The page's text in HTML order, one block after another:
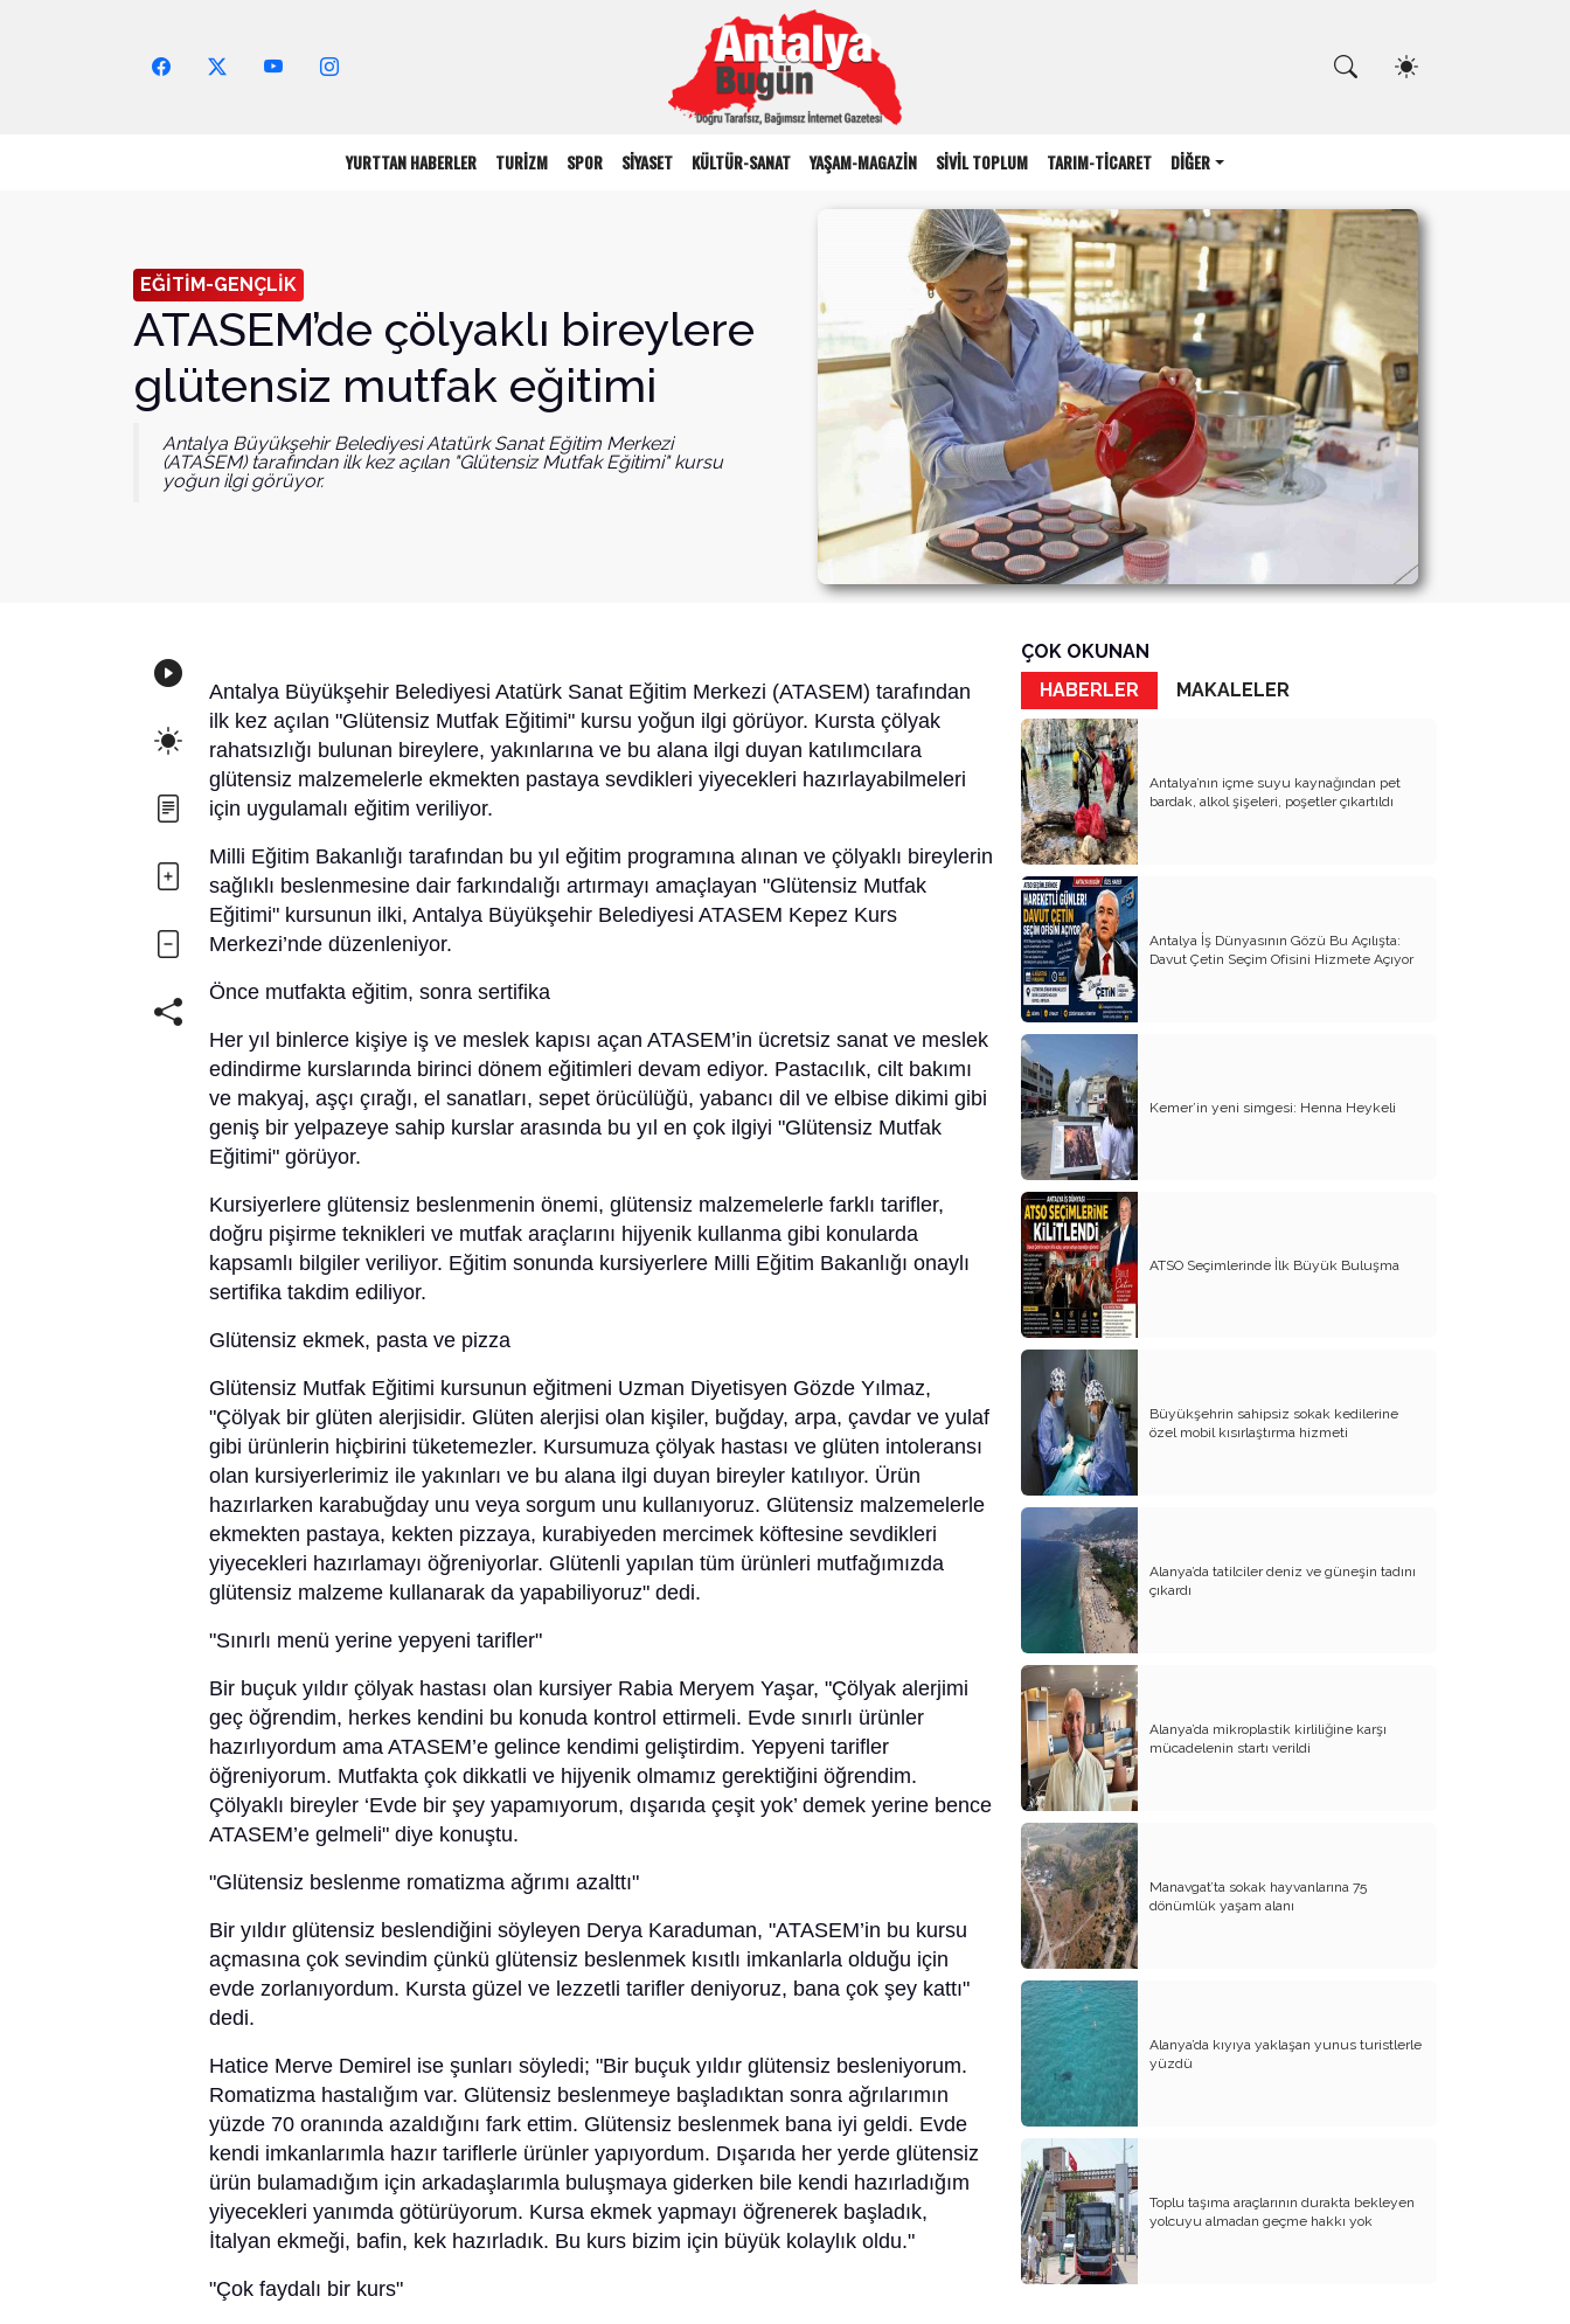
YURTTAN HABERLER TURİZM SPOR SİYASET KÜLTÜR-SANAT YAŞAM-MAGAZİN SİVİL TOPLUM TARIM-TİCARET DİĞER
EĞİTİM-GENÇLİK
ATASEM’de çölyaklı bireylere
glütensiz mutfak eğitimi
Antalya Büyükşehir Belediyesi Atatürk Sanat Eğitim Merkezi
(ATASEM) tarafından ilk kez açılan "Glütensiz Mutfak Eğitimi" kursu
yoğun ilgi görüyor.
Antalya Büyükşehir Belediyesi Atatürk Sanat Eğitim Merkezi (ATASEM) tarafından
ilk kez açılan "Glütensiz Mutfak Eğitimi" kursu yoğun ilgi görüyor. Kursta çölyak
rahatsızlığı bulunan bireylere, yakınlarına ve bu alana ilgi duyan katılımcılara
glütensiz malzemelerle ekmekten pastaya sevdikleri yiyecekleri hazırlayabilmeleri
için uygulamalı eğitim veriliyor.
Milli Eğitim Bakanlığı tarafından bu yıl eğitim programına alınan ve çölyaklı bireylerin
sağlıklı beslenmesine dair farkındalığı artırmayı amaçlayan "Glütensiz Mutfak
Eğitimi" kursunun ilki, Antalya Büyükşehir Belediyesi ATASEM Kepez Kurs
Merkezi’nde düzenleniyor.
Önce mutfakta eğitim, sonra sertifika
Her yıl binlerce kişiye iş ve meslek kapısı açan ATASEM’in ücretsiz sanat ve meslek
edindirme kurslarında birinci dönem eğitimleri devam ediyor. Pastacılık, cilt bakımı
ve makyaj, aşçı çırağı, el sanatları, sepet örücülüğü, yabancı dil ve elbise dikimi gibi
geniş bir yelpazeye sahip kurslar arasında bu yıl en çok ilgiyi "Glütensiz Mutfak
Eğitimi" görüyor.
Kursiyerlere glütensiz beslenmenin önemi, glütensiz malzemelerle farklı tarifler,
doğru pişirme teknikleri ve mutfak araçlarını hijyenik kullanma gibi konularda
kapsamlı bilgiler veriliyor. Eğitim sonunda kursiyerlere Milli Eğitim Bakanlığı onaylı
sertifika takdim ediliyor.
Glütensiz ekmek, pasta ve pizza
Glütensiz Mutfak Eğitimi kursunun eğitmeni Uzman Diyetisyen Gözde Yılmaz,
"Çölyak bir glüten alerjisidir. Glüten alerjisi olan kişiler, buğday, arpa, çavdar ve yulaf
gibi ürünlerin hiçbirini tüketemezler. Kursumuza çölyak hastası ve glüten intoleransı
olan kursiyerlerimiz ile yakınları ve bu alana ilgi duyan bireyler katılıyor. Ürün
hazırlarken karabuğday unu veya sorgum unu kullanıyoruz. Glütensiz malzemelerle
ekmekten pastaya, kekten pizzaya, kurabiyeden mercimek köftesine sevdikleri
yiyecekleri hazırlamayı öğreniyorlar. Glütenli yapılan tüm ürünleri mutfağımızda
glütensiz malzeme kullanarak da yapabiliyoruz" dedi.
"Sınırlı menü yerine yepyeni tarifler"
Bir buçuk yıldır çölyak hastası olan kursiyer Rabia Meryem Yaşar, "Çölyak alerjimi
geç öğrendim, herkes kendini bu konuda kontrol ettirmeli. Evde sınırlı ürünler
hazırlıyordum ama ATASEM’e gelince kendimi geliştirdim. Yepyeni tarifler
öğreniyorum. Mutfakta çok dikkatli ve hijyenik olmamız gerektiğini öğrendim.
Çölyaklı bireyler ‘Evde bir şey yapamıyorum, dışarıda çeşit yok’ demek yerine bence
ATASEM’e gelmeli" diye konuştu.
"Glütensiz beslenme romatizma ağrımı azalttı"
Bir yıldır glütensiz beslendiğini söyleyen Derya Karaduman, "ATASEM’in bu kursu
açmasına çok sevindim çünkü glütensiz beslenmek kısıtlı imkanlarla olduğu için
evde zorlanıyordum. Kursta güzel ve lezzetli tarifler deniyoruz, bana çok şey kattı"
dedi.
Hatice Merve Demirel ise şunları söyledi; "Bir buçuk yıldır glütensiz besleniyorum.
Romatizma hastalığım var. Glütensiz beslenmeye başladıktan sonra ağrılarımın
yüzde 70 oranında azaldığını fark ettim. Glütensiz beslenmek bana iyi geldi. Evde
kendi imkanlarımla hazır tariflerle ürünler yapıyordum. Dışarıda her yerde glütensiz
ürün bulamadığım için arkadaşlarımla buluşmaya giderken bile kendi hazırladığım
yiyecekleri yanımda götürüyorum. Kursa ekmek yapmayı öğrenerek başladık,
İtalyan ekmeği, bafin, kek hazırladık. Bu kurs bizim için büyük kolaylık oldu."
"Çok faydalı bir kurs"
ÇOK OKUNAN
HABERLER
MAKALELER
Antalya’nın içme suyu kaynağından pet
bardak, alkol şişeleri, poşetler çıkartıldı
Antalya İş Dünyasının Gözü Bu Açılışta:
Davut Çetin Seçim Ofisini Hizmete Açıyor
Kemer’in yeni simgesi: Henna Heykeli
ATSO Seçimlerinde İlk Büyük Buluşma
Büyükşehrin sahipsiz sokak kedilerine
özel mobil kısırlaştırma hizmeti
Alanya’da tatilciler deniz ve güneşin tadını
çıkardı
Alanya’da mikroplastik kirliliğine karşı
mücadelenin startı verildi
Manavgat’ta sokak hayvanlarına 75
dönümlük yaşam alanı
Alanya’da kıyıya yaklaşan yunus turistlerle
yüzdü
Toplu taşıma araçlarının durakta bekleyen
yolcuyu almadan geçme hakkı yok
Arama Yap!